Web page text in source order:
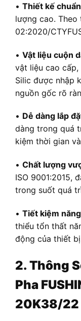
• Thiết kế
lượng cao. Theo
02:2020/
• Vật liệu cuộn
vật liệu cao
Silic được nhập
nguồn gốc rõ
• Dễ dàng lắp
dàng trong quá
kiệm thời gian
• Chất lượng
ISO 9001:2015,
trong suốt quá
• Tiết kiệm
thiểu tổn thất
động của thiết
2. Thông
Pha
20K38/22